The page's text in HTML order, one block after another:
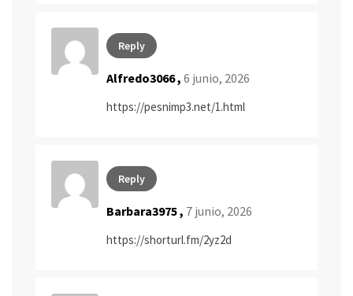
Reply
Alfredo3066 , 6 junio, 2026
https://pesnimp3.net/1.html
Reply
Barbara3975 , 7 junio, 2026
https://shorturl.fm/2yz2d